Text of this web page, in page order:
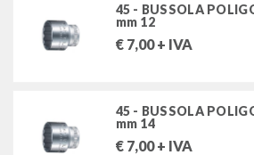
estrattori
FILTRA PER
45 - BUSSOLA
mm 12
€ 7,00+ IVA
45 - BUSSOLA
mm 14
€ 7,00+ IVA